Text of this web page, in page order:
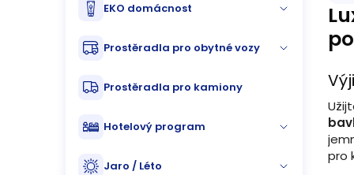
EKO domácnost
Prostěradla pro obytné vozy
Prostěradla pro kamiony
Hotelový program
Jaro / Léto
pro